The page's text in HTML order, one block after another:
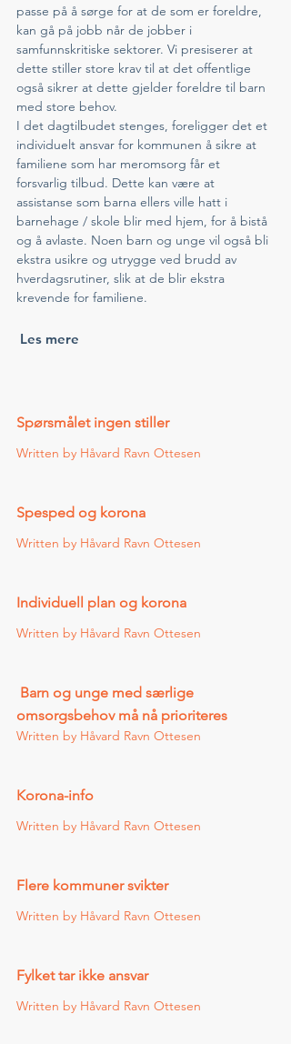
passe på å sørge for at de som er foreldre,
kan gå på jobb når de jobber i
samfunnskritiske sektorer. Vi presiserer at
dette stiller store krav til at det offentlige
også sikrer at dette gjelder foreldre til barn
med store behov.
I det dagtilbudet stenges, foreligger det et
individuelt ansvar for kommunen å sikre at
familiene som har meromsorg får et
forsvarlig tilbud. Dette kan være at
assistanse som barna ellers ville hatt i
barnehage / skole blir med hjem, for å bistå
og å avlaste. Noen barn og unge vil også bli
ekstra usikre og utrygge ved brudd av
hverdagsrutiner, slik at de blir ekstra
krevende for familiene.
Les mere
Spørsmålet ingen stiller
Written by Håvard Ravn Ottesen
Spesped og korona
Written by Håvard Ravn Ottesen
Individuell plan og korona
Written by Håvard Ravn Ottesen
Barn og unge med særlige
omsorgsbehov må nå prioriteres
Written by Håvard Ravn Ottesen
Korona-info
Written by Håvard Ravn Ottesen
Flere kommuner svikter
Written by Håvard Ravn Ottesen
Fylket tar ikke ansvar
Written by Håvard Ravn Ottesen